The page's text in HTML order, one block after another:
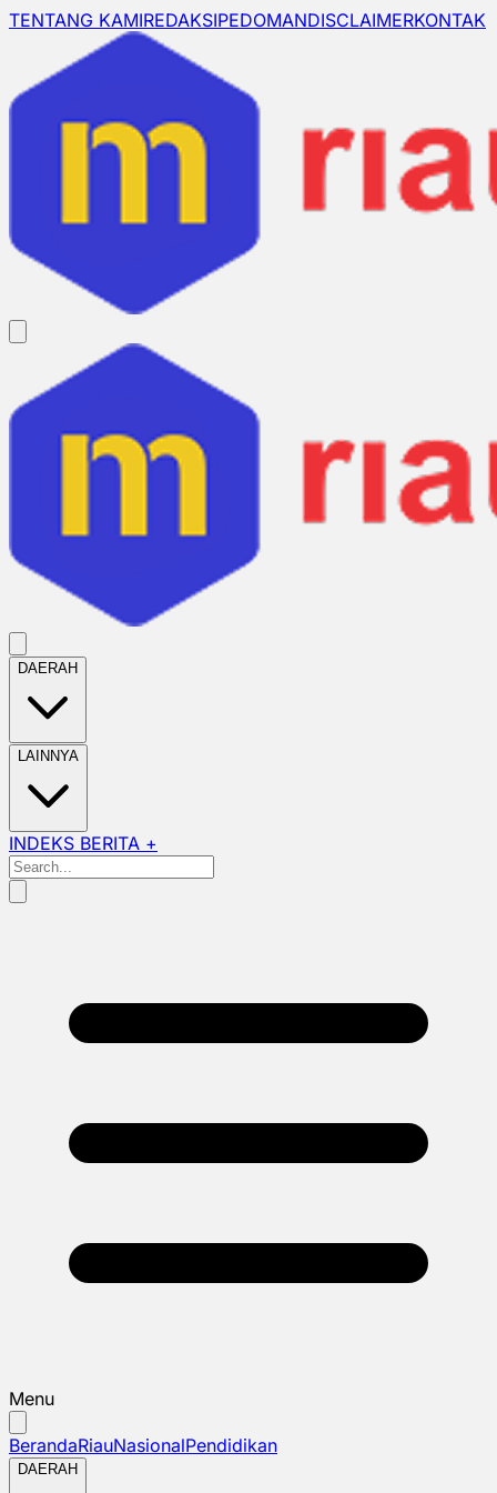
TENTANG KAMIREDAKSIPEDOMANDISCLAIMERKONTAK
DAERAH
LAINNYA
INDEKS BERITA +
Menu
BerandaRiauNasionalPendidikan
DAERAH